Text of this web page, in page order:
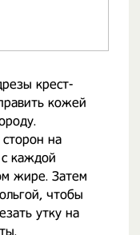
крест-
кожей
на
каждой
жире. Затем
чтобы
утку на